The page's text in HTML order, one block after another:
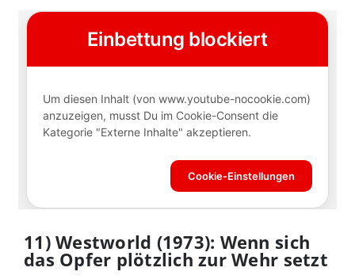
11) Westworld (1973): Wenn sich
das Opfer plötzlich zur Wehr setzt